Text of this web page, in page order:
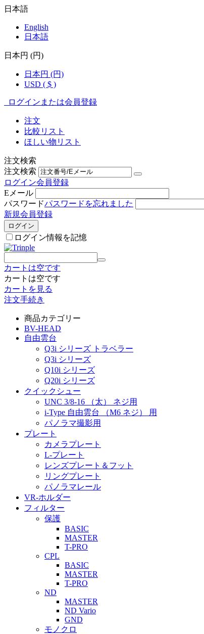
日本語
English
日本語
日本円 (円)
日本円 (円)
USD ( $ )
ログインまたは会員登録
注文
比較リスト
ほしい物リスト
注文検索
注文検索
ログイン会員登録
Eメール
パスワードパスワードを忘れました
新規会員登録
ログイン
ログイン情報を記憶
カートは空です
カートは空です
カートを見る
注文手続き
商品カテゴリー
BV-HEAD
自由雲台
Q3i シリーズ トラベラー
Q3i シリーズ
Q10i シリーズ
Q20i シリーズ
クイックシュー
UNC 3/8-16 （太） ネジ用
i-Type 自由雲台 （M6 ネジ） 用
パノラマ撮影用
プレート
カメラプレート
L-プレート
レンズプレート＆フット
リングプレート
パノラマレール
VR-ホルダー
フィルター
保護
BASIC
MASTER
T-PRO
CPL
BASIC
MASTER
T-PRO
ND
MASTER
ND Vario
GND
モノクロ